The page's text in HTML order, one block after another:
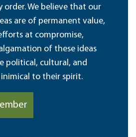
We believe that our
are of permanent value,
at compromise,
of these ideas
political, cultural, and
to their spirit.